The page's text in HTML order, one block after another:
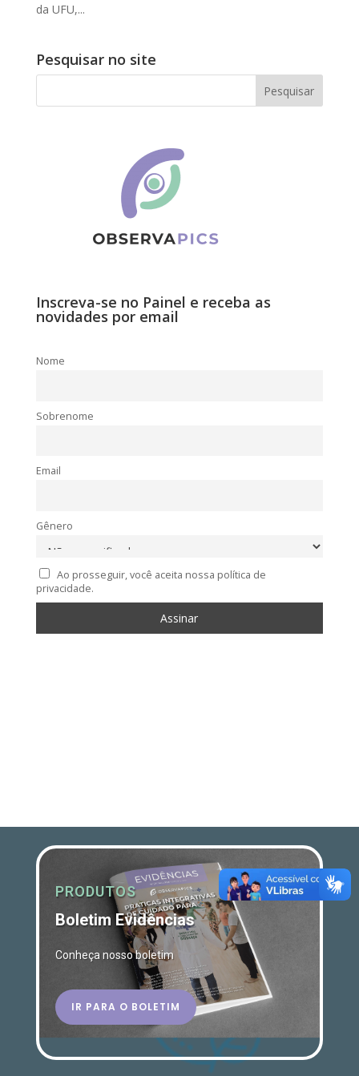
da UFU,...
Pesquisar no site
Inscreva-se no Painel e receba as
novidades por email
Nome
Sobrenome
Email
Gênero
Ao prosseguir, você aceita nossa política de
privacidade.
PRODUTOS
Boletim Evidências
Conheça nosso boletim
IR PARA O BOLETIM